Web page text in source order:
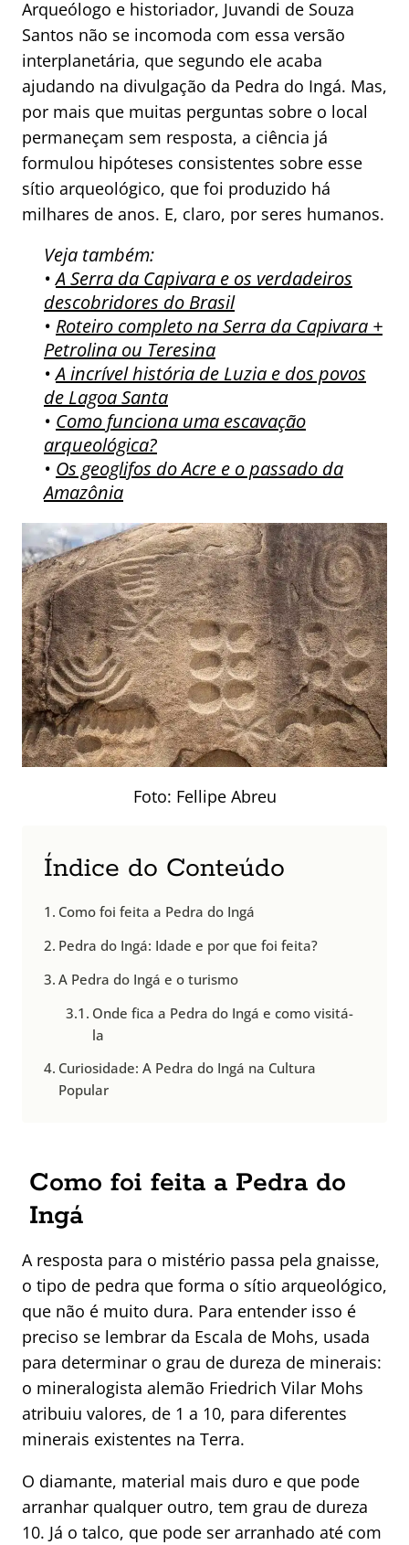
Arqueólogo e historiador, Juvandi de Souza
Santos não se incomoda com essa versão
interplanetária, que segundo ele acaba
ajudando na divulgação da Pedra do Ingá. Mas,
por mais que muitas perguntas sobre o local
permaneçam sem resposta, a ciência já
formulou hipóteses consistentes sobre esse
sítio arqueológico, que foi produzido há
milhares de anos. E, claro, por seres humanos.
Veja também:
•A Serra da Capivara e os verdadeiros
descobridores do Brasil
• Roteiro completo na Serra da Capivara +
Petrolina ou Teresina
•A incrível história de Luzia e dos povos
de Lagoa Santa
• Como funciona uma escavação
arqueológica?
• Os geoglifos do Acre e o passado da
Amazônia
Foto: Fellipe Abreu
Índice do Conteúdo
Como foi feita a Pedra do Ingá
Pedra do Ingá: Idade e por que foi feita?
A Pedra do Ingá e o turismo
Onde fica a Pedra do Ingá e como visitá-
la
Curiosidade: A Pedra do Ingá na Cultura
Popular
Como foi feita a Pedra do
Ingá
A resposta para o mistério passa pela gnaisse,
o tipo de pedra que forma o sítio arqueológico,
que não é muito dura. Para entender isso é
preciso se lembrar da Escala de Mohs, usada
para determinar o grau de dureza de minerais:
o mineralogista alemão Friedrich Vilar Mohs
atribuiu valores, de 1 a 10, para diferentes
minerais existentes na Terra.
O diamante, material mais duro e que pode
arranhar qualquer outro, tem grau de dureza
10. Já o talco, que pode ser arranhado até com